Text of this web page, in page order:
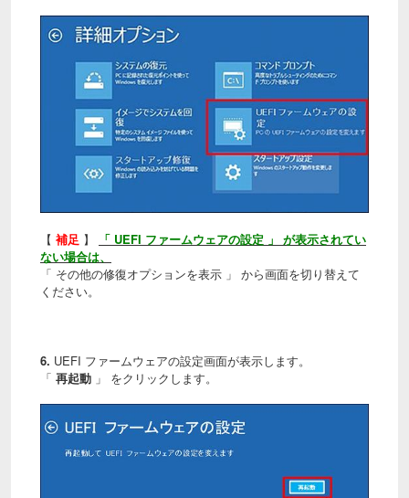
【 補足 】
「 UEFI ファームウェアの設定 」 が表示されてい
ない場合は、
「 その他の修復オプションを表示 」 から画面を切り替えて
ください。
6. UEFI ファームウェアの設定画面が表示します。
「 再起動 」 をクリックします。